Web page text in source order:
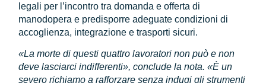
legali per l’incontro tra domanda e offerta di
manodopera e predisporre adeguate condizioni di
accoglienza, integrazione e trasporti sicuri.
«La morte di questi quattro lavoratori non può e non
deve lasciarci indifferenti», conclude la nota. «È un
severo richiamo a rafforzare senza indugi gli strumenti